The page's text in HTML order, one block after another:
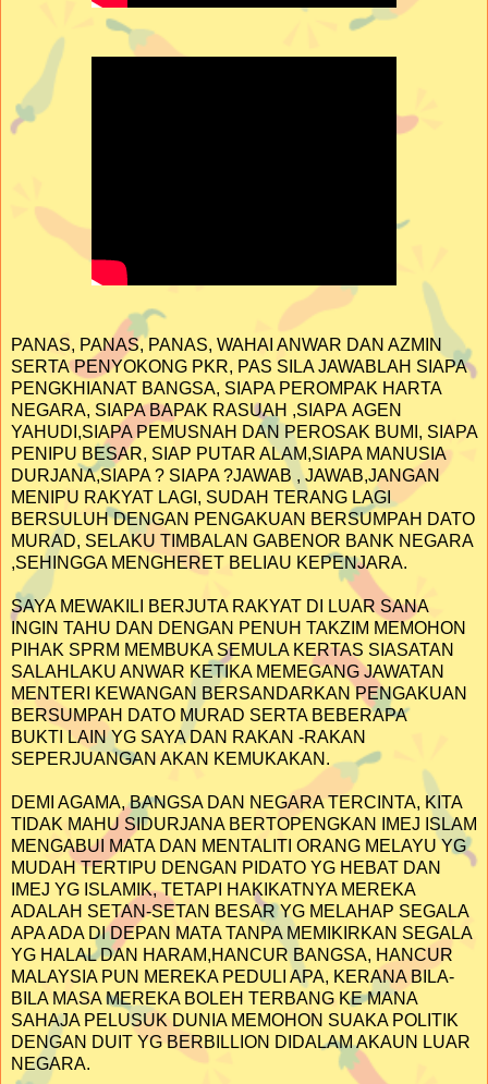
PANAS, PANAS, PANAS, WAHAI ANWAR DAN AZMIN
SERTA PENYOKONG PKR, PAS SILA JAWABLAH SIAPA
PENGKHIANAT BANGSA, SIAPA PEROMPAK HARTA
NEGARA, SIAPA BAPAK RASUAH ,SIAPA AGEN
YAHUDI,SIAPA PEMUSNAH DAN PEROSAK BUMI, SIAPA
PENIPU BESAR, SIAP PUTAR ALAM,SIAPA MANUSIA
DURJANA,SIAPA ? SIAPA ?JAWAB , JAWAB,JANGAN
MENIPU RAKYAT LAGI, SUDAH TERANG LAGI
BERSULUH DENGAN PENGAKUAN BERSUMPAH DATO
MURAD, SELAKU TIMBALAN GABENOR BANK NEGARA
,SEHINGGA MENGHERET BELIAU KEPENJARA.
SAYA MEWAKILI BERJUTA RAKYAT DI LUAR SANA
INGIN TAHU DAN DENGAN PENUH TAKZIM MEMOHON
PIHAK SPRM MEMBUKA SEMULA KERTAS SIASATAN
SALAHLAKU ANWAR KETIKA MEMEGANG JAWATAN
MENTERI KEWANGAN BERSANDARKAN PENGAKUAN
BERSUMPAH DATO MURAD SERTA BEBERAPA
BUKTI LAIN YG SAYA DAN RAKAN -RAKAN
SEPERJUANGAN AKAN KEMUKAKAN.
DEMI AGAMA, BANGSA DAN NEGARA TERCINTA, KITA
TIDAK MAHU SIDURJANA BERTOPENGKAN IMEJ ISLAM
MENGABUI MATA DAN MENTALITI ORANG MELAYU YG
MUDAH TERTIPU DENGAN PIDATO YG HEBAT DAN
IMEJ YG ISLAMIK, TETAPI HAKIKATNYA MEREKA
ADALAH SETAN-SETAN BESAR YG MELAHAP SEGALA
APA ADA DI DEPAN MATA TANPA MEMIKIRKAN SEGALA
YG HALAL DAN HARAM,HANCUR BANGSA, HANCUR
MALAYSIA PUN MEREKA PEDULI APA, KERANA BILA-
BILA MASA MEREKA BOLEH TERBANG KE MANA
SAHAJA PELUSUK DUNIA MEMOHON SUAKA POLITIK
DENGAN DUIT YG BERBILLION DIDALAM AKAUN LUAR
NEGARA.